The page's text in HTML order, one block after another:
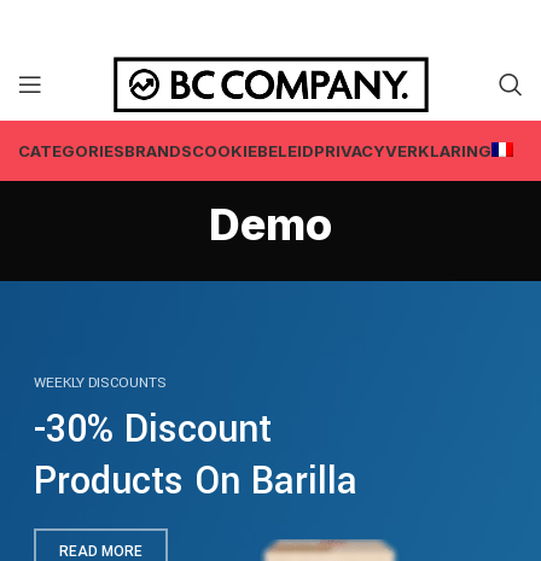
CATEGORIESBRANDSCOOKIEBELEIDPRIVACYVERKLARING
Demo
WEEKLY DISCOUNTS
-30% Discount
Products On Barilla
READ MORE